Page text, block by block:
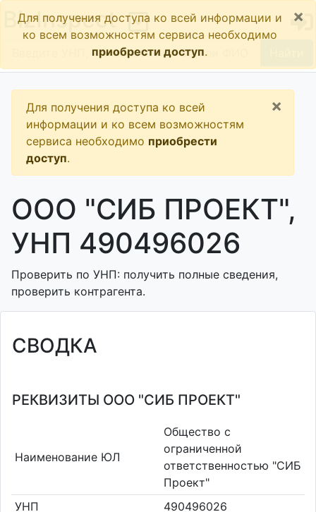
BizInspect
Для получения доступа ко всей информации и
ко всем возможностям сервиса необходимо
приобрести доступ.
×
Для получения доступа ко всей
информации и ко всем возможностям
сервиса необходимо приобрести
доступ.
×
ООО "СИБ ПРОЕКТ",
УНП 490496026
Проверить по УНП: получить полные сведения,
проверить контрагента.
СВОДКА
РЕКВИЗИТЫ ООО "СИБ ПРОЕКТ"
Наименование ЮЛ
Общество с
ограниченной
ответственностью "СИБ
Проект"
УНП
490496026